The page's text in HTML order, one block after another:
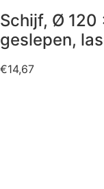
Schijf, Ø 120
geslepen,
€14,67